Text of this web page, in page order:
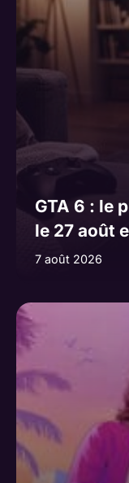
GTA 6 : le
le 27 août
7 août 2026